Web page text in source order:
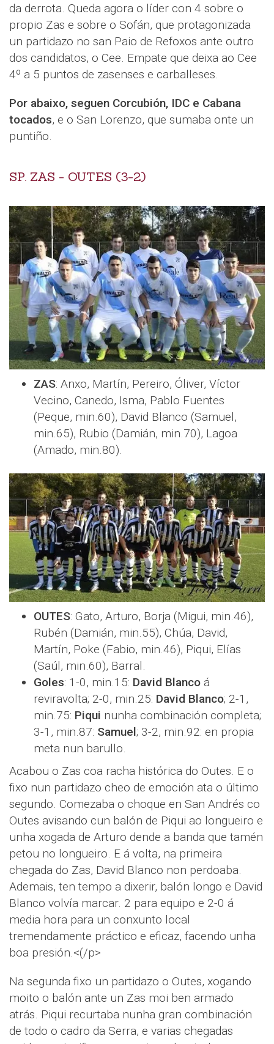
da derrota. Queda agora o líder con 4 sobre o
propio Zas e sobre o Sofán, que protagonizada
un partidazo no san Paio de Refoxos ante outro
dos candidatos, o Cee. Empate que deixa ao Cee
4º a 5 puntos de zasenses e carballeses.
Por abaixo, seguen Corcubión, IDC e Cabana
tocados, e o San Lorenzo, que sumaba onte un
puntiño.
SP. ZAS - OUTES (3-2)
ZAS: Anxo, Martín, Pereiro, Óliver, Víctor
Vecino, Canedo, Isma, Pablo Fuentes
(Peque, min.60), David Blanco (Samuel,
min.65), Rubio (Damián, min.70), Lagoa
(Amado, min.80).
OUTES: Gato, Arturo, Borja (Migui, min.46),
Rubén (Damián, min.55), Chúa, David,
Martín, Poke (Fabio, min.46), Piqui, Elías
(Saúl, min.60), Barral.
Goles: 1-0, min.15: David Blanco á
reviravolta; 2-0, min.25: David Blanco; 2-1,
min.75: Piqui nunha combinación completa;
3-1, min.87: Samuel; 3-2, min.92: en propia
meta nun barullo.
Acabou o Zas coa racha histórica do Outes. E o
fixo nun partidazo cheo de emoción ata o último
segundo. Comezaba o choque en San Andrés co
Outes avisando cun balón de Piqui ao longueiro e
unha xogada de Arturo dende a banda que tamén
petou no longueiro. E á volta, na primeira
chegada do Zas, David Blanco non perdoaba.
Ademais, ten tempo a dixerir, balón longo e David
Blanco volvía marcar. 2 para equipo e 2-0 á
media hora para un conxunto local
tremendamente práctico e eficaz, facendo unha
boa presión.<(/p>
Na segunda fixo un partidazo o Outes, xogando
moito o balón ante un Zas moi ben armado
atrás. Piqui recurtaba nunha gran combinación
de todo o cadro da Serra, e varias chegadas